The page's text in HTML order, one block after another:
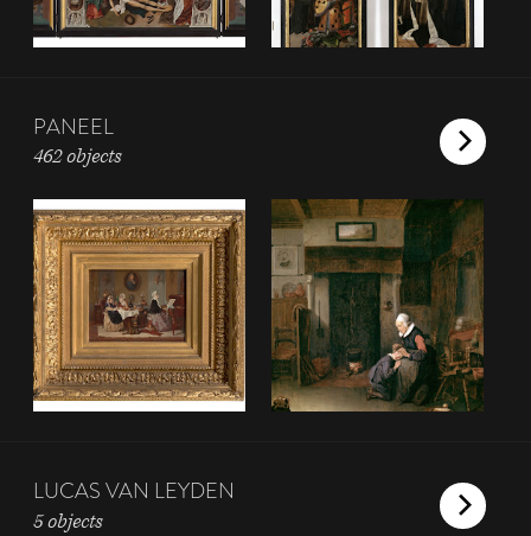
PANEEL
462 objects
LUCAS VAN LEYDEN
5 objects